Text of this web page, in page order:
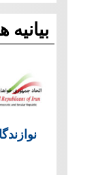
بیانیه